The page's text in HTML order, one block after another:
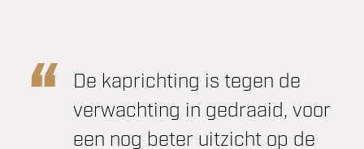
De kaprichting is tegen de
verwachting in gedraaid, voor
een nog beter uitzicht op de